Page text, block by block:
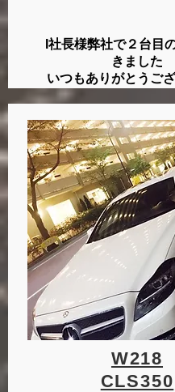
I社長様弊社で２台目
きました
いつもありがとうご
W218
CLS350